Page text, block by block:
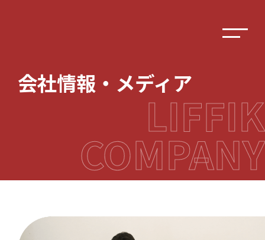
会社情報・メディア
LIFFIK
COMPANY